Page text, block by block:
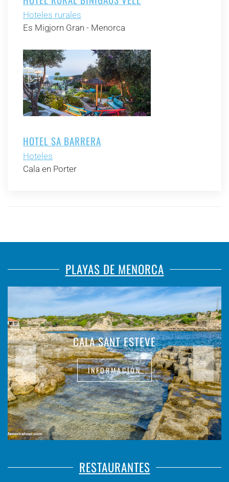
Hoteles rurales
Es Migjorn Gran - Menorca
HOTEL SA BARRERA
Hoteles
Cala en Porter
PLAYAS DE MENORCA
CALA SANT ESTEVE
INFORMACIÓN
RESTAURANTES